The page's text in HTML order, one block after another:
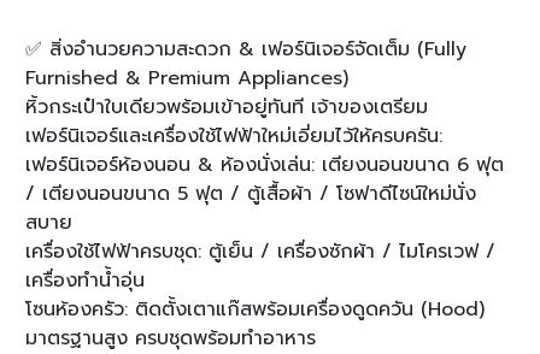
✅ สิ่งอำนวยความสะดวก & เฟอร์นิเจอร์จัดเต็ม (Fully
Furnished & Premium Appliances)
หิ้วกระเป๋าใบเดียวพร้อมเข้าอยู่ทันที เจ้าของเตรียม
เฟอร์นิเจอร์และเครื่องใช้ไฟฟ้าใหม่เอี่ยมไว้ให้ครบครัน:
เฟอร์นิเจอร์ห้องนอน & ห้องนั่งเล่น: เตียงนอนขนาด 6 ฟุต
/ เตียงนอนขนาด 5 ฟุต / ตู้เสื้อผ้า / โซฟาดีไซน์ใหม่นั่ง
สบาย
เครื่องใช้ไฟฟ้าครบชุด: ตู้เย็น / เครื่องซักผ้า / ไมโครเวฟ /
เครื่องทำน้ำอุ่น
โซนห้องครัว: ติดตั้งเตาแก๊สพร้อมเครื่องดูดควัน (Hood)
มาตรฐานสูง ครบชุดพร้อมทำอาหาร